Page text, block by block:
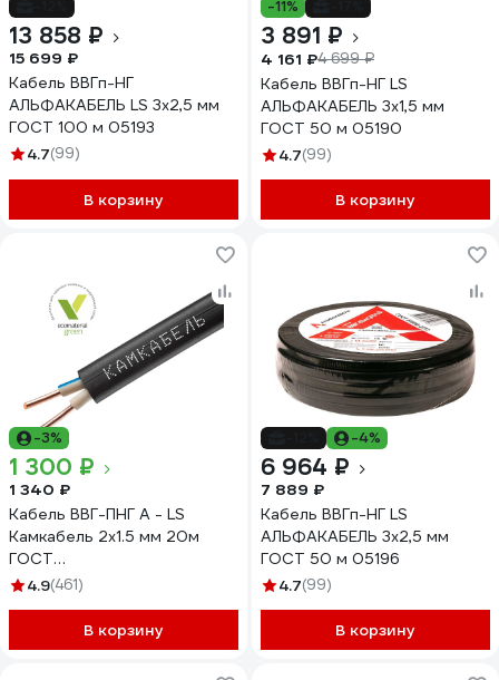
13 858 ₽
15 699 ₽
Кабель ВВГп-НГ
АЛЬФАКАБЕЛЬ LS 3х2,5 мм
ГОСТ 100 м 05193
4.7(99)
В корзину
-11%
3 891 ₽
4 161 ₽4 699 ₽
Кабель ВВГп-НГ LS
АЛЬФАКАБЕЛЬ 3х1,5 мм
ГОСТ 50 м 05190
4.7(99)
В корзину
-3%
1 300 ₽
1 340 ₽
Кабель ВВГ-ПНГ А - LS
Камкабель 2x1.5 мм 20м
ГОСТ
1157К20FD00070А0020М
4.9(461)
В корзину
-4%
6 964 ₽
7 889 ₽
Кабель ВВГп-НГ LS
АЛЬФАКАБЕЛЬ 3х2,5 мм
ГОСТ 50 м 05196
4.7(99)
В корзину